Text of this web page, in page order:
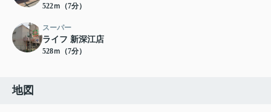
522ｍ（7分）
スーパー
ライフ 新深江店
528ｍ（7分）
地図